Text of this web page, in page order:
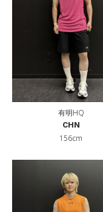
有明HQ
CHN
156cm